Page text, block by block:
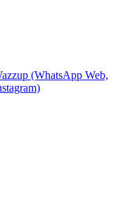
(WhatsApp Web,